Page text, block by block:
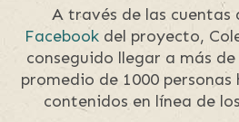
A través de las cuentas
Facebook del proyecto,
conseguido llegar a más
promedio de 1000
contenidos en línea de